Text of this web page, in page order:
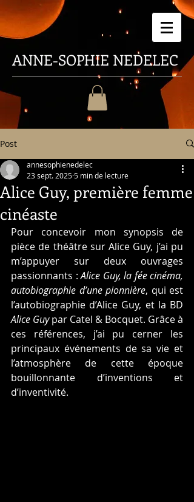
ANNE-SOPHIE NEDELEC
Post
Alice Guy, première femme
cinéaste
annesophienedelec
23 sept. 20255 min de lecture
Pour concevoir mon synopsis de
pièce de théâtre sur Alice Guy, j’ai pu
m’appuyer sur deux ouvrages
passionnants : Alice Guy, la fée cinéma,
autobiographie d’une pionnière, qui est
Alice Guy par Catel & Bocquet. Grâce à
ces références, j’ai pu cerner les
principaux événements de sa vie et
l’atmosphère de cette époque
bouillonnante d’inventions et
d’inventivité.